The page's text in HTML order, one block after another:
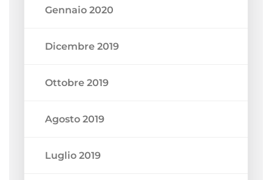
Gennaio 2020
Dicembre 2019
Ottobre 2019
Agosto 2019
Luglio 2019